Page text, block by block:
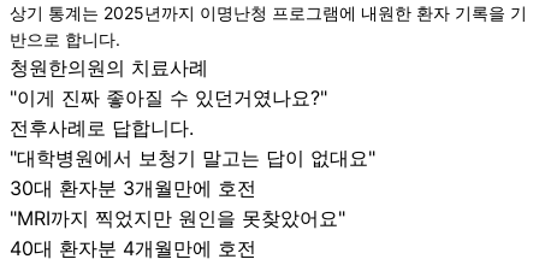
상기 통계는 2025년까지 이명난청 프로그램에 내원한 환자 기록을 기
반으로 합니다.
청원한의원의 치료사례
"이게 진짜 좋아질 수 있던거였나요?"
전후사례로 답합니다.
"대학병원에서 보청기 말고는 답이 없대요"
30대 환자분 3개월만에 호전
"MRI까지 찍었지만 원인을 못찾았어요"
40대 환자분 4개월만에 호전